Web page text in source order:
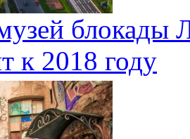
блокады
к 2018 году